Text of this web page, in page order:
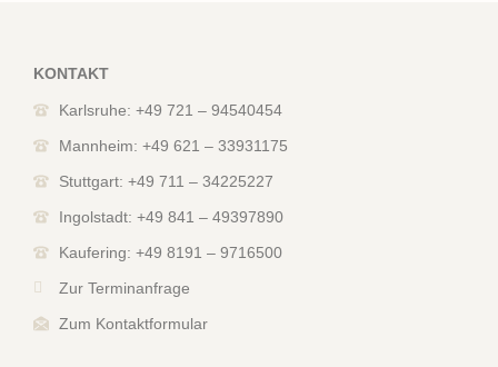
KONTAKT
Karlsruhe: +49 721 – 94540454
Mannheim: +49 621 – 33931175
Stuttgart: +49 711 – 34225227
Ingolstadt: +49 841 – 49397890
Kaufering: +49 8191 – 9716500
Zur Terminanfrage
Zum Kontaktformular